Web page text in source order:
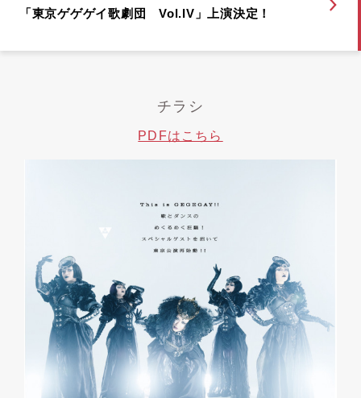
「東京ゲゲゲイ歌劇団 Vol.IV」上演決定！
チラシ
PDFはこちら